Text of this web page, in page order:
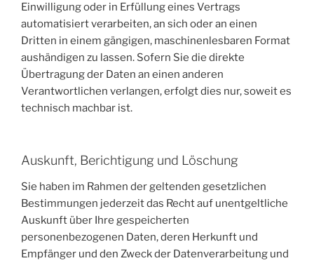
Einwilligung oder in Erfüllung eines Vertrags
automatisiert verarbeiten, an sich oder an einen
Dritten in einem gängigen, maschinenlesbaren Format
aushändigen zu lassen. Sofern Sie die direkte
Übertragung der Daten an einen anderen
Verantwortlichen verlangen, erfolgt dies nur, soweit es
technisch machbar ist.
Auskunft, Berichtigung und Löschung
Sie haben im Rahmen der geltenden gesetzlichen
Bestimmungen jederzeit das Recht auf unentgeltliche
Auskunft über Ihre gespeicherten
personenbezogenen Daten, deren Herkunft und
Empfänger und den Zweck der Datenverarbeitung und